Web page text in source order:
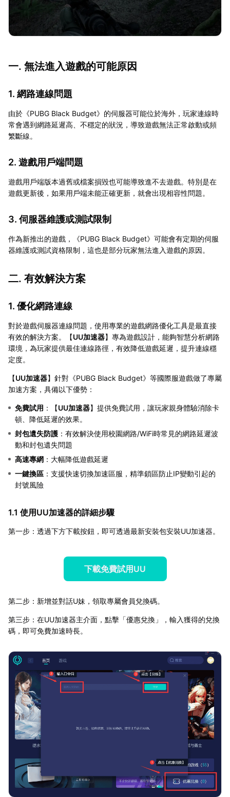
一. 無法進入遊戲的可能原因
1. 網路連線問題
由於《PUBG Black Budget》的伺服器可能位於海外，玩家連線時
常會遇到網路延遲高、不穩定的狀況，導致遊戲無法正常啟動或頻
繁斷線。
2. 遊戲用戶端問題
遊戲用戶端版本過舊或檔案損毀也可能導致進不去遊戲。特別是在
遊戲更新後，如果用戶端未能正確更新，就會出現相容性問題。
3. 伺服器維護或測試限制
作為新推出的遊戲，《PUBG Black Budget》可能會有定期的伺服
器維護或測試資格限制，這也是部分玩家無法進入遊戲的原因。
二. 有效解決方案
1. 優化網路連線
對於遊戲伺服器連線問題，使用專業的遊戲網路優化工具是最直接
有效的解決方案。【UU加速器】專為遊戲設計，能夠智慧分析網路
環境，為玩家提供最佳連線路徑，有效降低遊戲延遲，提升連線穩
定度。
【UU加速器】針對《PUBG Black Budget》等國際服遊戲做了專屬
加速方案，具備以下優勢：
免費試用 ：【UU加速器】提供免費試用，讓玩家親身體驗消除卡
頓、降低延遲的效果。
封包遺失防護 ：有效解決使用校園網路/WiFi時常見的網路延遲波
動和封包遺失問題
高速專網 ：大幅降低遊戲延遲
一鍵換區 ：支援快速切換加速區服，精準鎖區防止IP變動引起的
封號風險
1.1 使用UU加速器的詳細步驟
第一步：透過下方下載按鈕，即可透過最新安裝包安裝UU加速器。
下載免費試用UU
第二步：新增並對話U妹，領取專屬會員兌換碼。
第三步：在UU加速器主介面，點擊「優惠兌換」，輸入獲得的兌換
碼，即可免費加速時長。